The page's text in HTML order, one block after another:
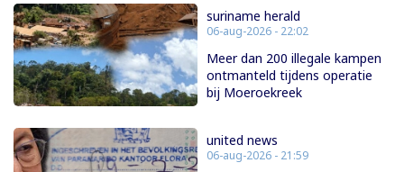
suriname herald
06-aug-2026 - 22:02
Meer dan 200 illegale kampen
ontmanteld tijdens operatie
bij Moeroekreek
united news
06-aug-2026 - 21:59